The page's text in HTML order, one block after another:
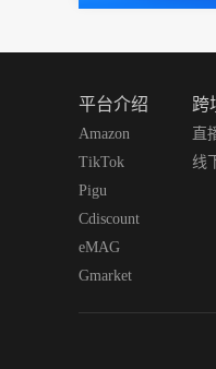
平台介绍
Amazon
TikTok
Pigu
Cdiscount
eMAG
Gmarket
跨
直
线